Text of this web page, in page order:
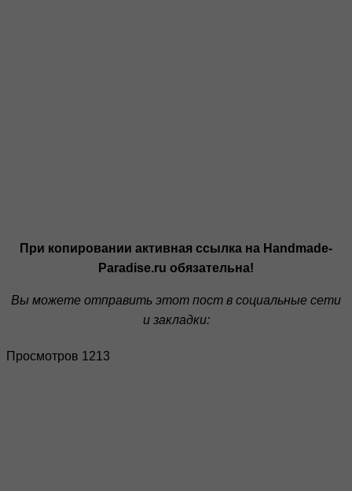
При копировании активная ссылка на Handmade-
Paradise.ru обязательна!
Вы можете отправить этот пост в социальные сети
и закладки:
Просмотров 1213